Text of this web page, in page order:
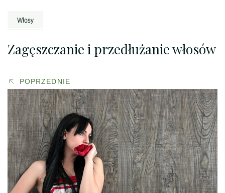
Zagęszczanie i przedłużanie włosów
POPRZEDNIE